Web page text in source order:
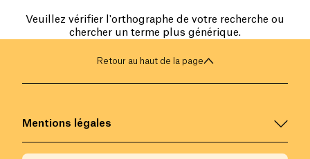
Veuillez vérifier l'orthographe de votre recherche ou
chercher un terme plus générique.
Retour au haut de la page
Mentions légales